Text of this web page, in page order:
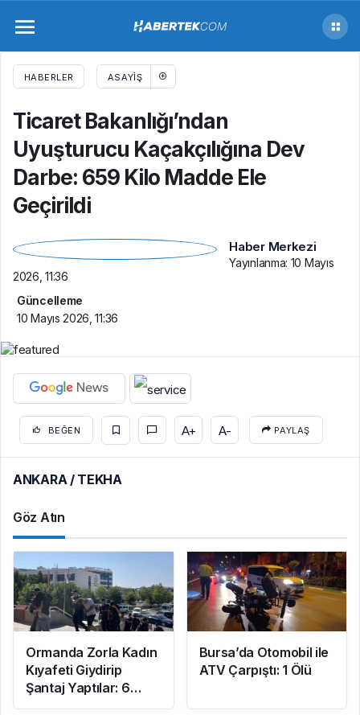
HABERLER ASAYIŞ
Ticaret Bakanlığı’ndan
Uyuşturucu Kaçakçılığına Dev
Darbe: 659 Kilo Madde Ele
Geçirildi
Haber Merkezi
Yayınlanma: 10 Mayıs
2026, 11:36
Güncelleme
10 Mayıs 2026, 11:36
BEĞEN A+ A- PAYLAŞ
ANKARA / TEKHA
Göz Atın
Ormanda Zorla Kadın
Kıyafeti Giydirip
Şantaj Yaptılar: 6
Gözaltı
Bursa’da Otomobil ile
ATV Çarpıştı: 1 Ölü
Ticaret Bakanlığı’ndan Uyuşturucu
Kaçakçılığına Dev Darbe: 659 Kilo Madde
Ele Geçirildi